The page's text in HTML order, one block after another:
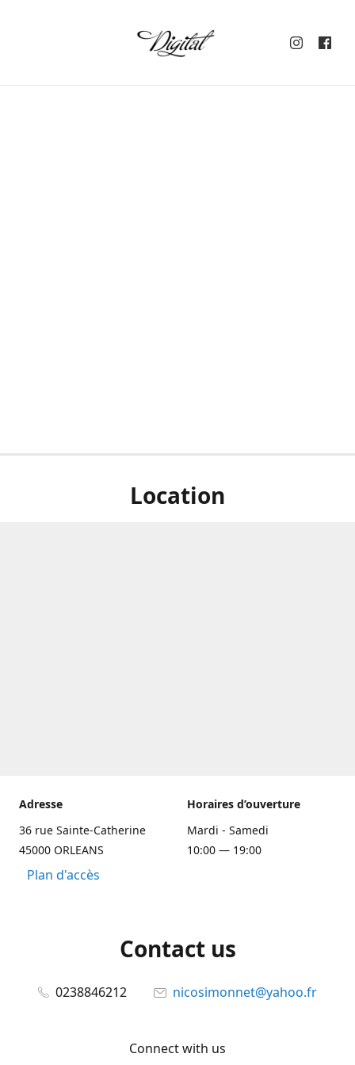
Location
Adresse
36 rue Sainte-Catherine
45000 ORLEANS
Plan d'accès
Horaires d’ouverture
Mardi - Samedi
10:00 — 19:00
Contact us
0238846212 nicosimonnet@yahoo.fr
Connect with us